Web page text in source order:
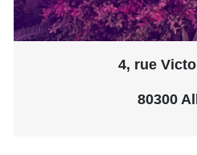
4, rue
80300